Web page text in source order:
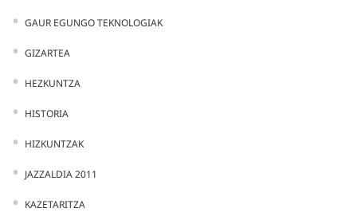
GAUR EGUNGO TEKNOLOGIAK
GIZARTEA
HEZKUNTZA
HISTORIA
HIZKUNTZAK
JAZZALDIA 2011
KAZETARITZA